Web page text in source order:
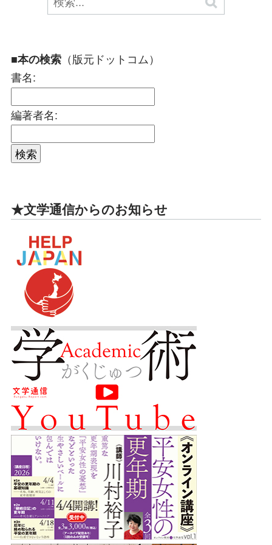
■本の検索 （版元ドットコム）
書名:
編著者名:
★文学通信からのお知らせ